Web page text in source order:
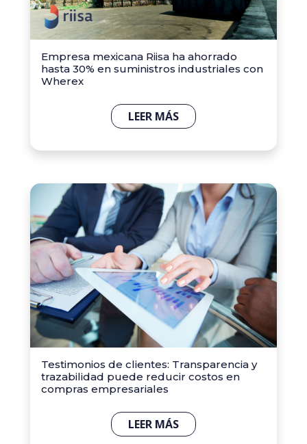
Empresa mexicana Riisa ha ahorrado
hasta 30% en suministros industriales con
Wherex
LEER MÁS
Testimonios de clientes: Transparencia y
trazabilidad puede reducir costos en
compras empresariales
LEER MÁS